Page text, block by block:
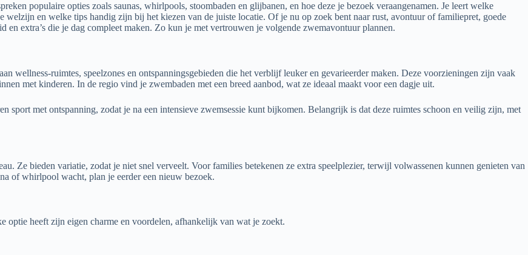
populaire opties zoals saunas, whirlpools, stoombaden en glijbanen, en hoe deze je bezoek veraangenamen. Je leert welke
en welke tips handig zijn bij het kiezen van de juiste locatie. Of je nu op zoek bent naar rust, avontuur of familiepret, goede
extra’s die je dag compleet maken. Zo kun je met vertrouwen je volgende zwemavontuur plannen.
wellness-ruimtes, speelzones en ontspanningsgebieden die het verblijf leuker en gevarieerder maken. Deze voorzieningen zijn vaak
met kinderen. In de regio vind je zwembaden met een breed aanbod, wat ze ideaal maakt voor een dagje uit.
sport met ontspanning, zodat je na een intensieve zwemsessie kunt bijkomen. Belangrijk is dat deze ruimtes schoon en veilig zijn, met
Ze bieden variatie, zodat je niet snel verveelt. Voor families betekenen ze extra speelplezier, terwijl volwassenen kunnen genieten van
of whirlpool wacht, plan je eerder een nieuw bezoek.
optie heeft zijn eigen charme en voordelen, afhankelijk van wat je zoekt.